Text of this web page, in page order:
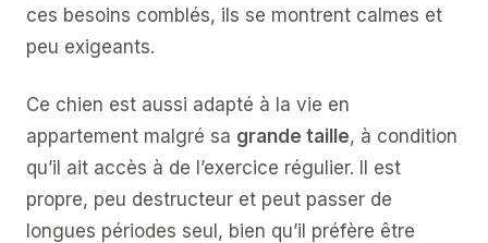
ces besoins comblés, ils se montrent calmes et
peu exigeants.
Ce chien est aussi adapté à la vie en
appartement malgré sa grande taille, à condition
qu’il ait accès à de l’exercice régulier. Il est
propre, peu destructeur et peut passer de
longues périodes seul, bien qu’il préfère être